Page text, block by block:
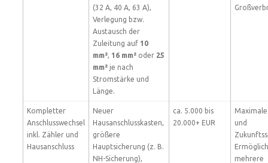
(32 A, 40 A, 63 A),
Verlegung bzw.
Austausch der
Zuleitung auf 10
mm², 16 mm² oder 25
mm² je nach
Stromstärke und
Länge.
Kompletter
Anschlusswechsel
inkl. Zähler und
Hausanschluss
Neuer
Hausanschlusskasten,
größere
Hauptsicherung (z. B.
NH-Sicherung),
ca. 5.000 bis
20.000+ EUR
und
mehrere